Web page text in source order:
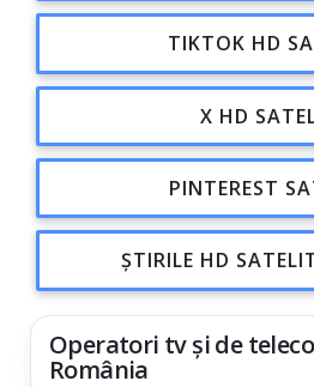
TIKTOK HD
X HD
PINTEREST
ȘTIRILE HD
Operatori tv și de
România